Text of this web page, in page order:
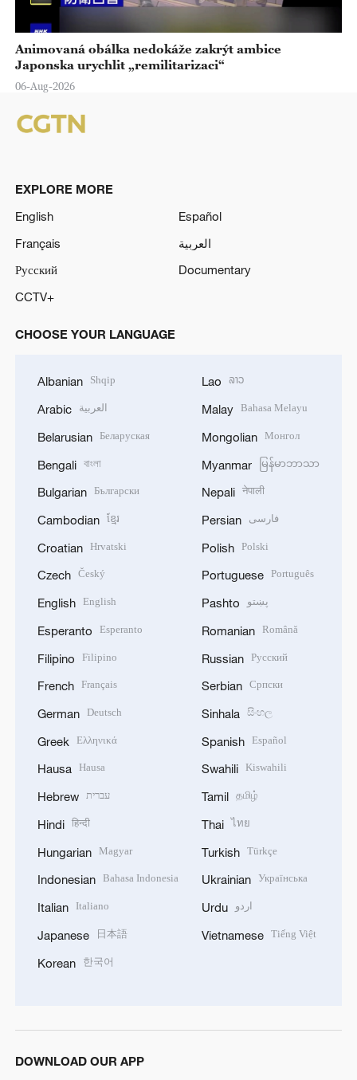
Animovaná obálka nedokáže zakrýt ambice
Japonska urychlit „remilitarizaci“
06-Aug-2026
EXPLORE MORE
English
Español
Français
العربية
Русский
Documentary
CCTV+
CHOOSE YOUR LANGUAGE
Albanian Shqip
Arabic العربية
Belarusian Беларуская
Bengali বাংলা
Bulgarian Български
Cambodian ខ្មែរ
Croatian Hrvatski
Czech Český
English English
Esperanto Esperanto
Filipino Filipino
French Français
German Deutsch
Greek Ελληνικά
Hausa Hausa
Hebrew עברית
Hindi हिन्दी
Hungarian Magyar
Indonesian Bahasa Indonesia
Italian Italiano
Japanese 日本語
Korean 한국어
Lao ລາວ
Malay Bahasa Melayu
Mongolian Монгол
Myanmar မြန်မာဘာသာ
Nepali नेपाली
Persian فارسی
Polish Polski
Portuguese Português
Pashto پښتو
Romanian Română
Russian Русский
Serbian Српски
Sinhala සිංහල
Spanish Español
Swahili Kiswahili
Tamil தமிழ்
Thai ไทย
Turkish Türkçe
Ukrainian Українська
Urdu اردو
Vietnamese Tiếng Việt
DOWNLOAD OUR APP